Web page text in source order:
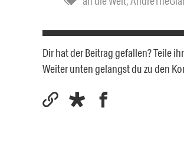
Dir hat der Beitrag gefallen? Teile
Weiter unten gelangst du zu den